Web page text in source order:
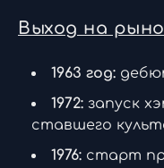
Выход на
1963 год:
1972: запуск
ставшего
1976: старт